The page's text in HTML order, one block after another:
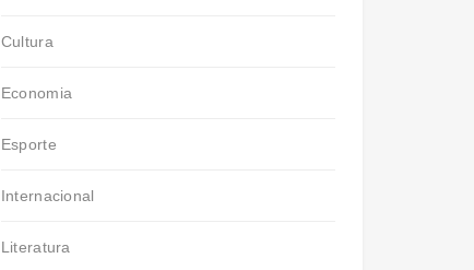
Cultura
Economia
Esporte
Internacional
Literatura